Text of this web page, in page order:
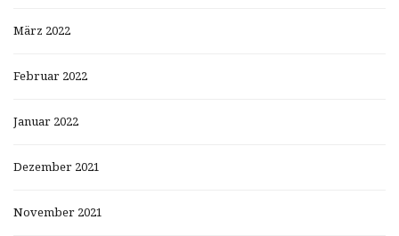
März 2022
Februar 2022
Januar 2022
Dezember 2021
November 2021